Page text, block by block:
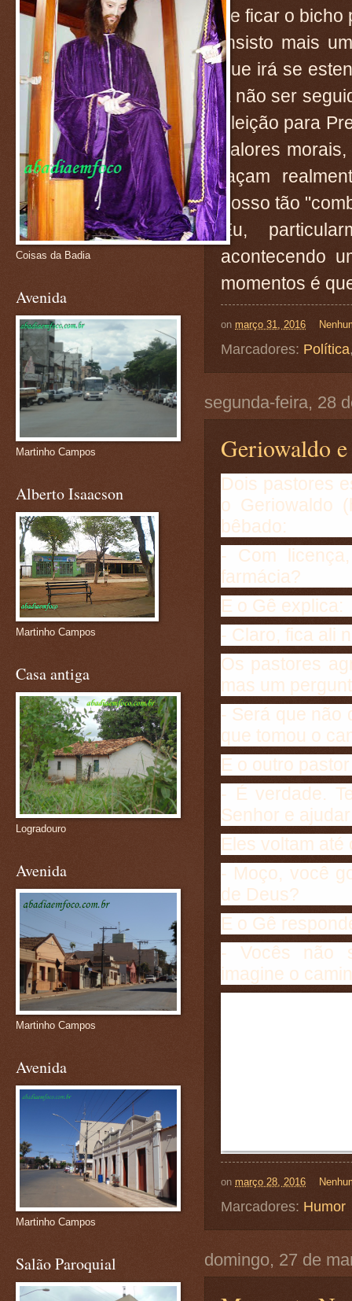
se ficar o bicho
Insisto mais
que irá se
a não ser
eleição para
valores
façam
nosso tão
Eu,
acontecendo
momentos é
on março 31, 2016
Marcadores: Política
segunda-feira, 28
Geriowaldo
Dois pastores
o Geriowaldo
bêbado:
- Com
farmácia?
E o Gê explica:
- Claro, fica ali
Os pastores
mas um
- Será que não
que tomou o
E o outro
- É verdade.
Senhor e
Eles voltam
- Moço, você
de Deus?
E o Gê
- Vocês não
imagine o
on março 28, 2016
Marcadores: Humor
domingo, 27 de
Coisas da Badia
Avenida
Martinho Campos
Alberto Isaacson
Martinho Campos
Casa antiga
Logradouro
Avenida
Martinho Campos
Avenida
Martinho Campos
Salão Paroquial